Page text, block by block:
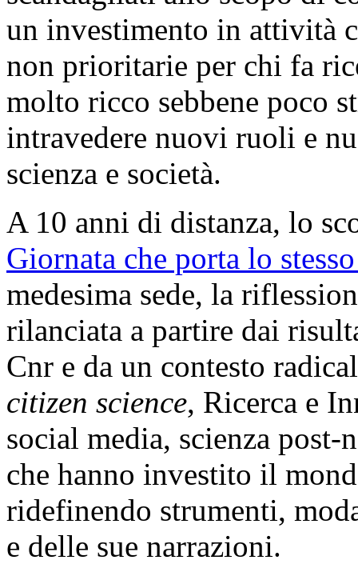
un investimento in attività
non prioritarie per chi fa
molto ricco sebbene poco
intravedere nuovi ruoli e
scienza e società.
A 10 anni di distanza, lo
Giornata che porta lo
medesima sede, la
rilanciata a partire dai
Cnr e da un contesto
citizen science, Ricerca e
social media, scienza
che hanno investito il
ridefinendo strumenti,
e delle sue narrazioni.